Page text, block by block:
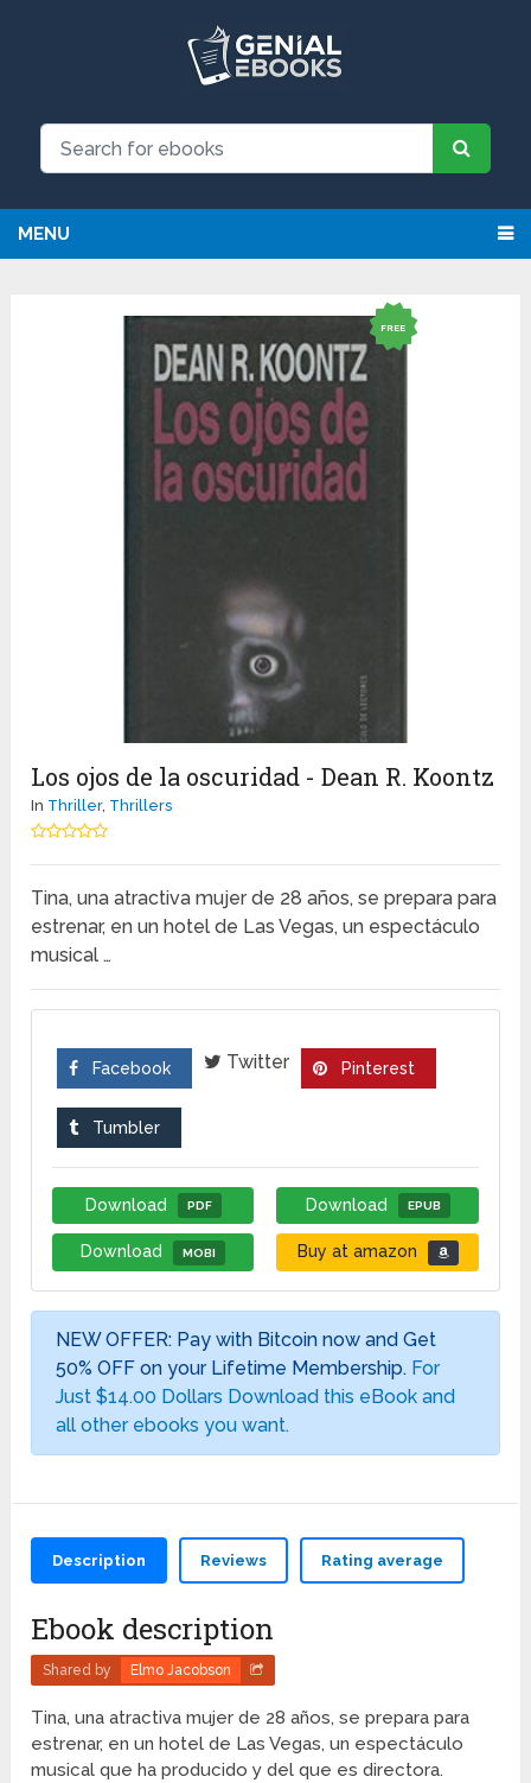
MENU
FREE
Los ojos de la oscuridad - Dean R. Koontz
In Thriller, Thrillers
Tina, una atractiva mujer de 28 años, se prepara para
estrenar, en un hotel de Las Vegas, un espectáculo
musical …
Facebook Twitter Pinterest
Tumbler
Download PDF Download EPUB
Download MOBI Buy at amazon
NEW OFFER: Pay with Bitcoin now and Get
50% OFF on your Lifetime Membership. For
Just $14.00 Dollars Download this eBook and
all other ebooks you want.
Description Reviews Rating average
Ebook description
Shared by Elmo Jacobson
Tina, una atractiva mujer de 28 años, se prepara para
estrenar, en un hotel de Las Vegas, un espectáculo
musical que ha producido y del que es directora.